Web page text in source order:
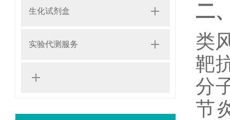
生化试剂盒
实验代测服务
二
类
靶
分
节